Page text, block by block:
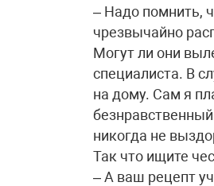
– Надо помнить,
чрезвычайно
Могут ли они
специалиста. В
на дому. Сам я
никогда не
Так что ищите
– А ваш рецепт